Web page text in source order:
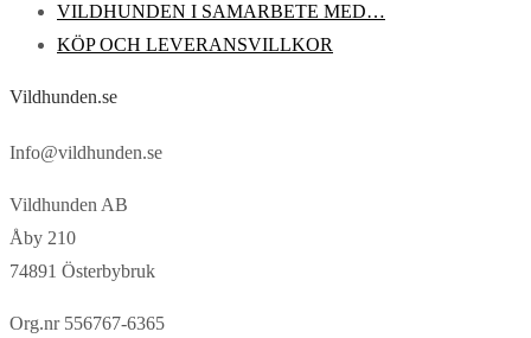
VILDHUNDEN I SAMARBETE MED…
KÖP OCH LEVERANSVILLKOR
Vildhunden.se
Info@vildhunden.se
Vildhunden AB
Åby 210
74891 Österbybruk
Org.nr 556767-6365